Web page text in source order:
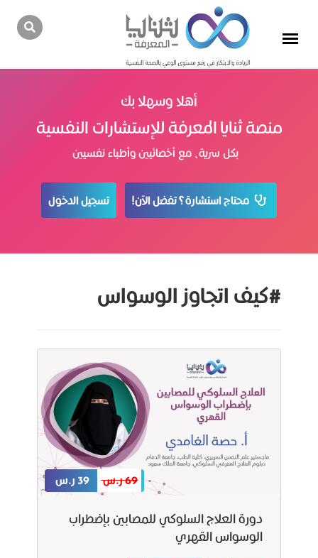
أهلا وسهلا بك
منصة ثنايا المعرفة للإستشارات النفسية
بكل سرية، مع أخصائيين وأطباء نفسيين
محتاج استشارة؟ تفضل الآن! تسجيل الدخول
#كيف اتجاوز الوسواس
69 ر.س 39 ر.س
دورة العلاج السلوكي للمصابين بإضطراب
الوسواس القهري